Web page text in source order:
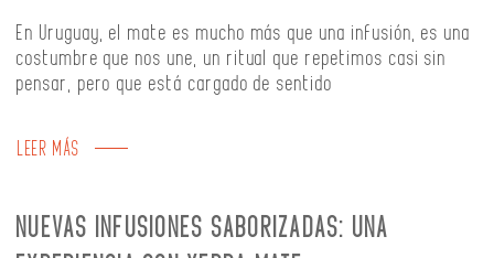
En Uruguay, el mate es mucho más que una infusión, es una
costumbre que nos une, un ritual que repetimos casi sin
pensar, pero que está cargado de sentido
LEER MÁS
NUEVAS INFUSIONES SABORIZADAS: UNA